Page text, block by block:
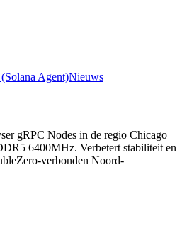
Agent)Nieuws
gRPC Nodes in de regio Chicago
6400MHz. Verbetert stabiliteit en
verbonden Noord-